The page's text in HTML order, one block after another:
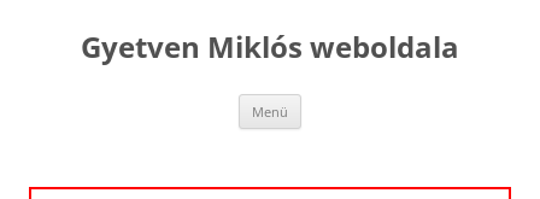
tartalombaGyetven Miklós weboldala
Menü